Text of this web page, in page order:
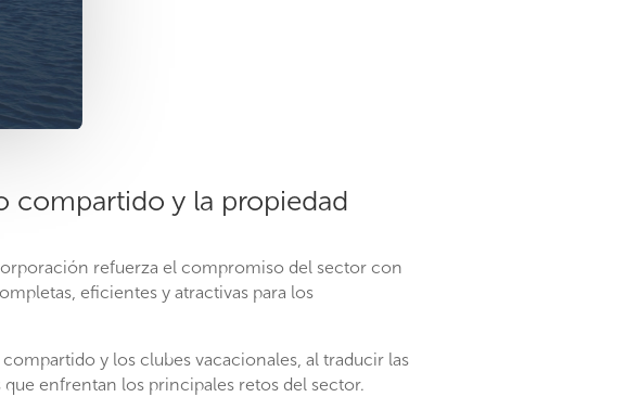
compartido y la propiedad
refuerza el compromiso del sector con
eficientes y atractivas para los
y los clubes vacacionales, al traducir las
enfrentan los principales retos del sector.